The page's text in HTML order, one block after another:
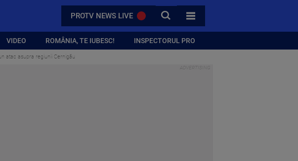
PROTV NEWS LIVE CAUTA
TOATE CATEGORIILE
VIDEO ROMÂNIA, TE IUBESC! INSPECTORUL PRO
atac asupra regiunii Cernigău